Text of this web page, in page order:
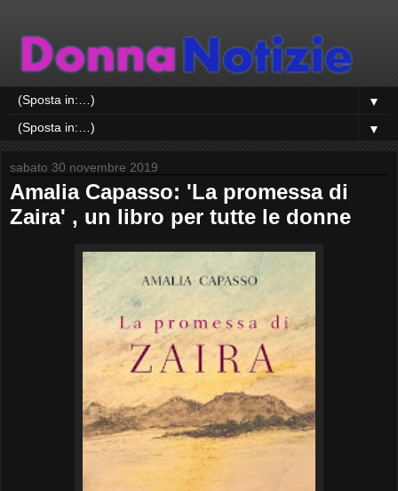
▼
▼
sabato 30 novembre 2019
Amalia Capasso: 'La promessa di
Zaira' , un libro per tutte le donne